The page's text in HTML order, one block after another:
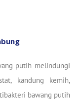
putih melindungi
kandung kemih,
bawang putih